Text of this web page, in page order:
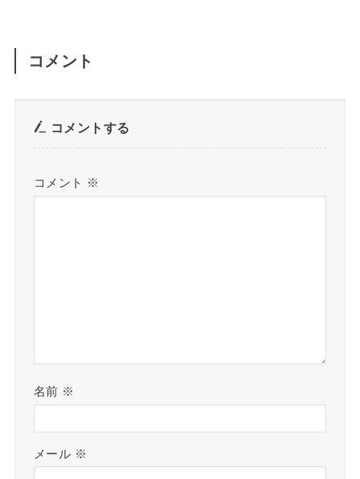
コメント
コメントする
コメント ※
名前 ※
メール ※